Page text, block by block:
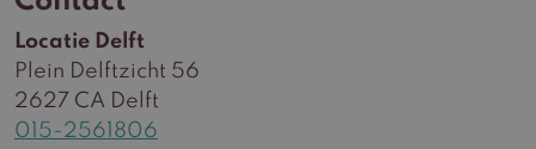
Locatie Delft
Plein Delftzicht 56
2627 CA Delft
015-2561806